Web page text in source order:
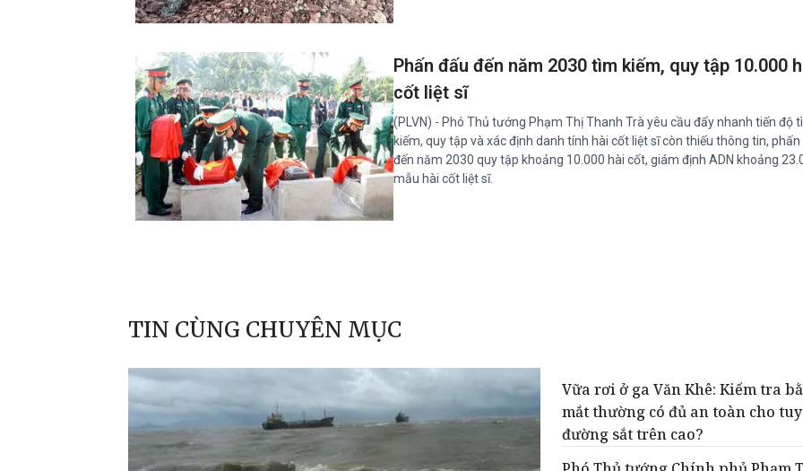
Phấn đấu đến năm 2030 tìm kiếm, quy tập 10.000
cốt liệt sĩ
(PLVN) - Phó Thủ tướng Phạm Thị Thanh Trà yêu cầu đẩy nhanh tiến độ
kiếm, quy tập và xác định danh tính hài cốt liệt sĩ còn thiếu thông tin, phấn
đến năm 2030 quy tập khoảng 10.000 hài cốt, giám định ADN khoảng
mẫu hài cốt liệt sĩ.
TIN CÙNG CHUYÊN MỤC
Vữa rơi ở ga Văn Khê: Kiểm tra
mắt thường có đủ an toàn cho
đường sắt trên cao?